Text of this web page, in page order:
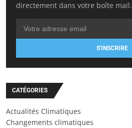
directement dans votre boîte mail.
S'INSCRIRE
CATÉGORIES
Actualités Climatiques
Changements climatiques